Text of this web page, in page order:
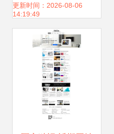
美平衡
更新时间：2026-08-06
14:19:49